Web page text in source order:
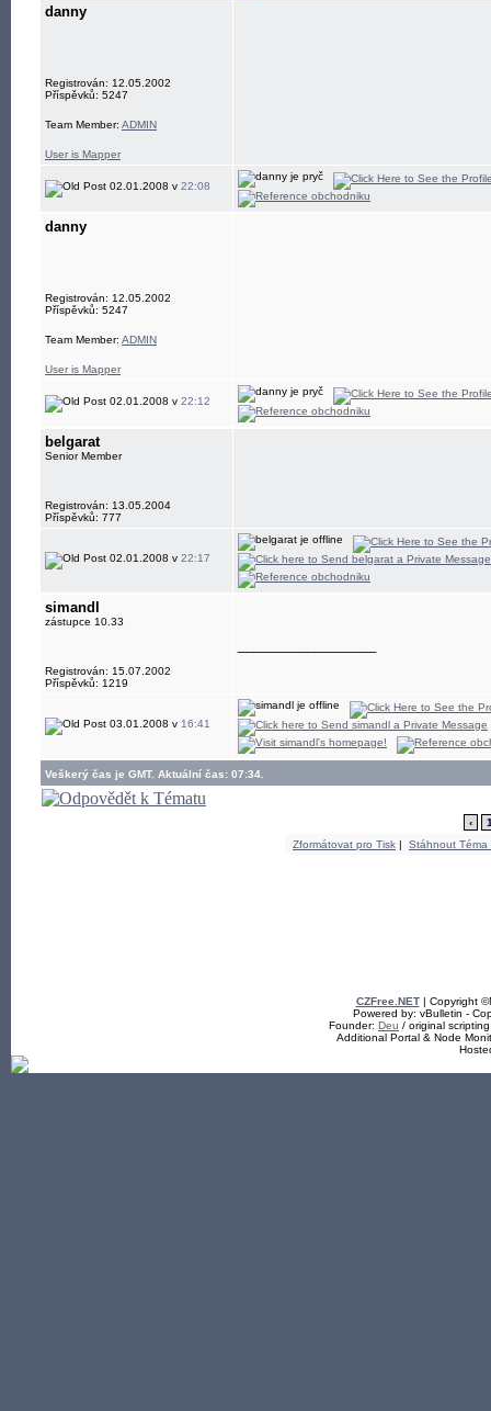
danny
Registrován: 12.05.2002
Příspěvků: 5247
Team Member: ADMIN
User is Mapper
02.01.2008 v 22:08
danny
Registrován: 12.05.2002
Příspěvků: 5247
Team Member: ADMIN
User is Mapper
02.01.2008 v 22:12
belgarat
Senior Member
Registrován: 13.05.2004
Příspěvků: 777
02.01.2008 v 22:17
simandl
zástupce 10.33
Registrován: 15.07.2002
Příspěvků: 1219
03.01.2008 v 16:41
Veškerý čas je GMT. Aktuální čas: 07:34.
‹
Zformátovat pro Tisk | Stáhnout Téma
CZFree.NET| Copyright
Powered by: vBulletin -
Founder: Deu / original
Additional Portal & Node